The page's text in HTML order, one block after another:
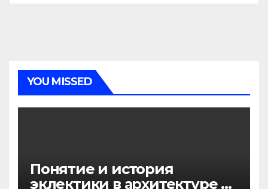
YOU MISSED
Понятие и история
эклектики в архитектуре и